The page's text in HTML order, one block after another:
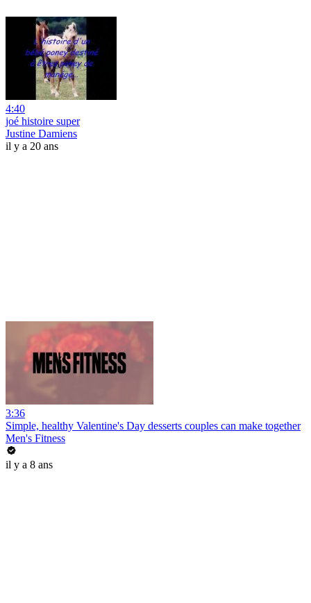
4:40
joé histoire super
Justine Damiens
il y a 20 ans
3:36
Simple, healthy Valentine's Day desserts couples can make together
Men's Fitness
il y a 8 ans